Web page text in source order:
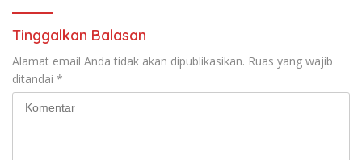
Tinggalkan Balasan
Alamat email Anda tidak akan dipublikasikan. Ruas yang wajib
ditandai *